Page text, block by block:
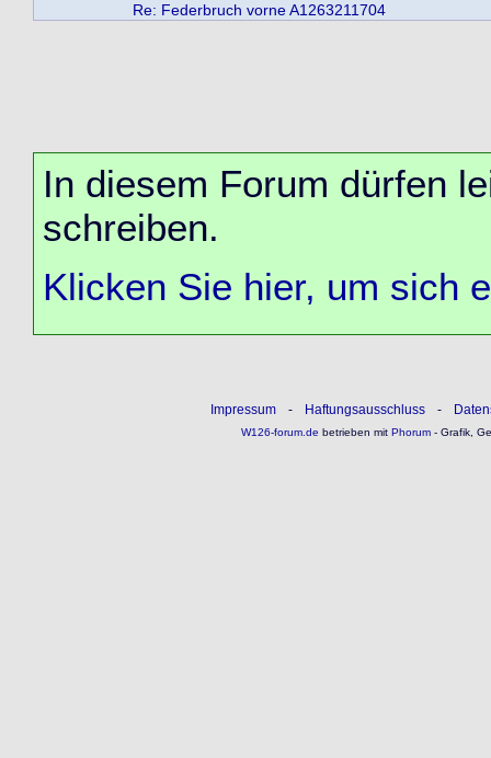
Re: Federbruch vorne A1263211704
In diesem Forum dürfen
schreiben.
Klicken Sie hier, um sich
Impressum - Haftungsausschluss -
W126-forum.de betrieben mitPhorum- Grafik,